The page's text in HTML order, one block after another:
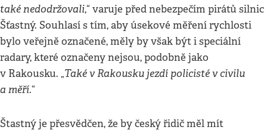
také nedodržovali,“ varuje před nebezpečím pirátů silnic
Šťastný. Souhlasí s tím, aby úsekové měření rychlosti
bylo veřejně označené, měly by však být i speciální
radary, které označeny nejsou, podobně jako
v Rakousku. „Také v Rakousku jezdí policisté v civilu
a měří.“
Štastný je přesvědčen, že by český řidič měl mít